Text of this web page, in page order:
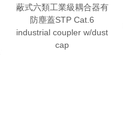
蔽式六類工業級耦合器有
防塵蓋STP Cat.6
industrial coupler w/dust
cap